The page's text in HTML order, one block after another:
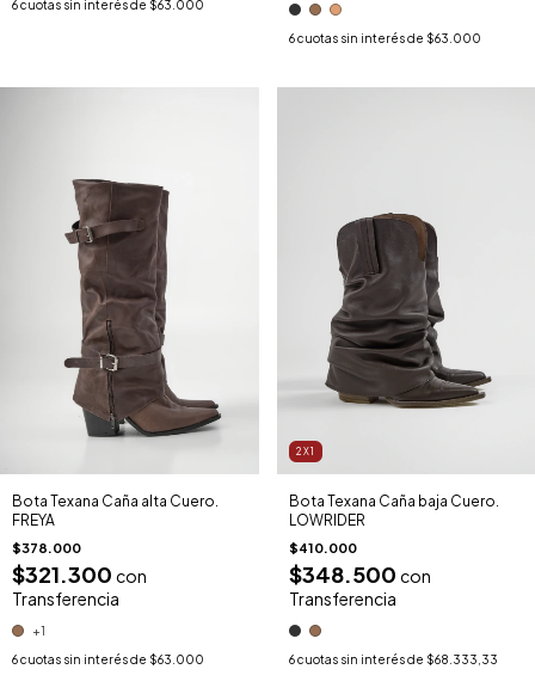
6cuotas sin interés de $63.000
6 cuotas sin interés de $63.000
Bota Texana Caña alta Cuero.
FREYA
$378.000
$321.300 con
Transferencia
+1
6cuotas sin interés de $63.000
2X1
Bota Texana Caña baja Cuero.
LOWRIDER
$410.000
$348.500 con
Transferencia
6 cuotas sin interés de $68.333,33